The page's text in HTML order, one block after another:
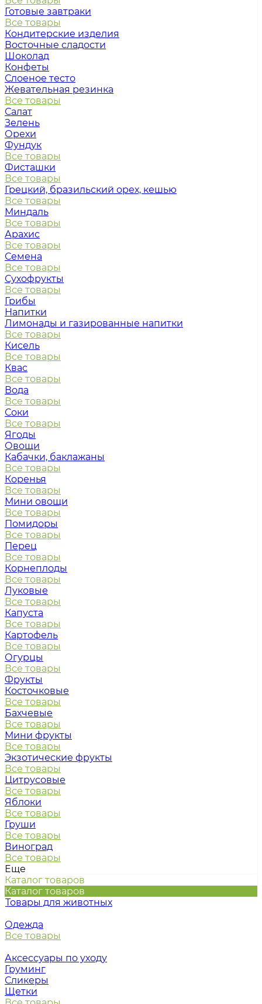
Готовые завтраки
Все товары
Кондитерские изделия
Восточные сладости
Шоколад
Конфеты
Слоеное тесто
Жевательная резинка
Все товары
Салат
Зелень
Орехи
Фундук
Все товары
Фисташки
Все товары
Грецкий, бразильский орех, кешью
Все товары
Миндаль
Все товары
Арахис
Все товары
Семена
Все товары
Сухофрукты
Все товары
Грибы
Напитки
Лимонады и газированные напитки
Все товары
Кисель
Все товары
Квас
Все товары
Вода
Все товары
Соки
Все товары
Ягоды
Овощи
Кабачки, баклажаны
Все товары
Коренья
Все товары
Мини овощи
Все товары
Помидоры
Все товары
Перец
Все товары
Корнеплоды
Все товары
Луковые
Все товары
Капуста
Все товары
Картофель
Все товары
Огурцы
Все товары
Фрукты
Косточковые
Все товары
Бахчевые
Все товары
Мини фрукты
Все товары
Экзотические фрукты
Все товары
Цитрусовые
Все товары
Яблоки
Все товары
Груши
Все товары
Виноград
Все товары
Еще
Каталог товаров
Каталог товаров
Товары для животных
Одежда
Все товары
Аксессуары по уходу
Груминг
Сликеры
Щетки